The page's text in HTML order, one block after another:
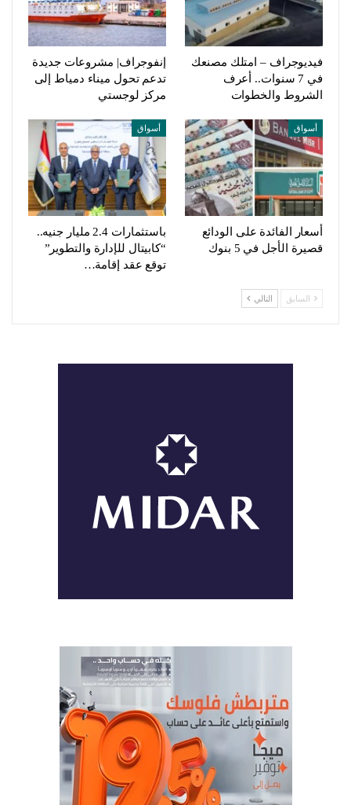
فيديوجراف – امتلك مصنعك
في 7 سنوات.. أعرف
الشروط والخطوات
إنفوجراف| مشروعات جديدة
تدعم تحول ميناء دمياط إلى
مركز لوجستي
أسواق
أسعار الفائدة على الودائع
قصيرة الأجل في 5 بنوك
أسواق
باستثمارات 2.4 مليار جنيه..
“كابيتال للإدارة والتطوير”
توقع عقد إقامة…
السابق التالي